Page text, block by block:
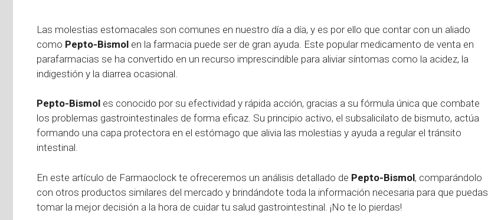
Las molestias estomacales son comunes en nuestro día a día, y es por ello que contar con un aliado
como Pepto-Bismol en la farmacia puede ser de gran ayuda. Este popular medicamento de venta en
parafarmacias se ha convertido en un recurso imprescindible para aliviar síntomas como la acidez, la
indigestión y la diarrea ocasional.
Pepto-Bismol es conocido por su efectividad y rápida acción, gracias a su fórmula única que combate
los problemas gastrointestinales de forma eficaz. Su principio activo, el subsalicilato de bismuto, actúa
formando una capa protectora en el estómago que alivia las molestias y ayuda a regular el tránsito
intestinal.
En este artículo de Farmaoclock te ofreceremos un análisis detallado de Pepto-Bismol, comparándolo
con otros productos similares del mercado y brindándote toda la información necesaria para que puedas
tomar la mejor decisión a la hora de cuidar tu salud gastrointestinal. ¡No te lo pierdas!